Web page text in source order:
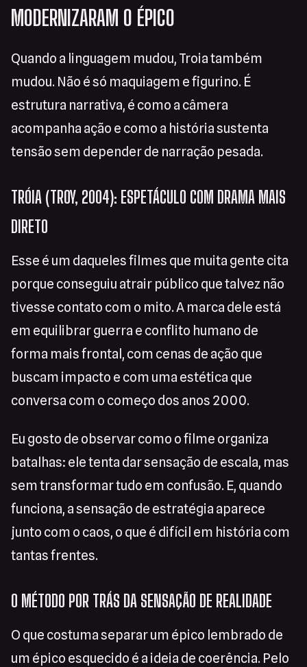
MODERNIZARAM O ÉPICO
Quando a linguagem mudou, Troia também
mudou. Não é só maquiagem e figurino. É
estrutura narrativa, é como a câmera
acompanha ação e como a história sustenta
tensão sem depender de narração pesada.
TRÓIA (TROY, 2004): ESPETÁCULO COM DRAMA MAIS
DIRETO
Esse é um daqueles filmes que muita gente cita
porque conseguiu atrair público que talvez não
tivesse contato com o mito. A marca dele está
em equilibrar guerra e conflito humano de
forma mais frontal, com cenas de ação que
buscam impacto e com uma estética que
conversa com o começo dos anos 2000.
Eu gosto de observar como o filme organiza
batalhas: ele tenta dar sensação de escala, mas
sem transformar tudo em confusão. E, quando
funciona, a sensação de estratégia aparece
junto com o caos, o que é difícil em história com
tantas frentes.
O MÉTODO POR TRÁS DA SENSAÇÃO DE REALIDADE
O que costuma separar um épico lembrado de
um épico esquecido é a ideia de coerência. Pelo